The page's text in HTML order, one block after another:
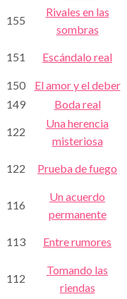
155
Rivales en las
sombras
151 Escándalo real
150 El amor y el deber
149
Boda real
122
Una herencia
misteriosa
122 Prueba de fuego
116
Un acuerdo
permanente
113 Entre rumores
112
Tomando las
riendas